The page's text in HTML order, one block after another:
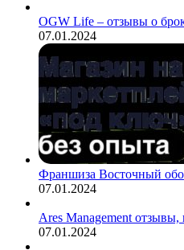
OGW Life – отзывы о
07.01.2024
Франшиза Восточный
07.01.2024
Ares Management отзывы,
07.01.2024